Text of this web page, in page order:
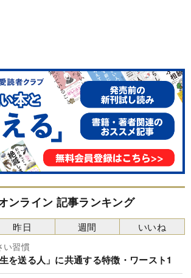
ンライン 記事ランキング
い習慣
を送る人」に共通する特徴・ワースト1
昨日 週間 いいね